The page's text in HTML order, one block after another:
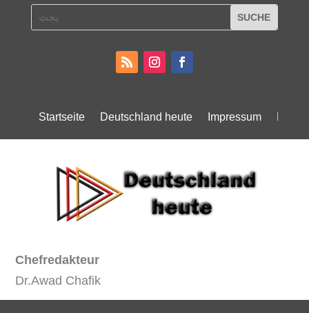
Startseite Deutschland heute Impressum
Chefredakteur
Dr.Awad Chafik